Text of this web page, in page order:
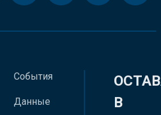
События
Данные
В